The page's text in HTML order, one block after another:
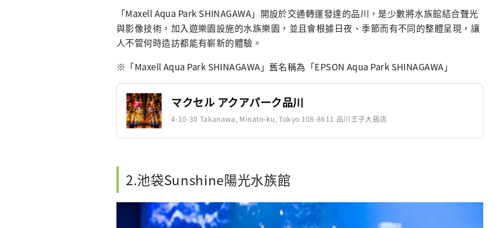
「Maxell Aqua Park SHINAGAWA」開設於交通轉運發達的品川，是少數將水族館結合聲光
與影像技術，加入遊樂園設施的水族樂園，並且會根據日夜、季節而有不同的整體呈現，讓
人不管何時造訪都能有嶄新的體驗。
※「Maxell Aqua Park SHINAGAWA」舊名稱為「EPSON Aqua Park SHINAGAWA」
マクセル アクアパーク品川
4-10-30 Takanawa, Minato-ku, Tokyo 108-8611 品川王子大飯店
2.池袋Sunshine陽光水族館